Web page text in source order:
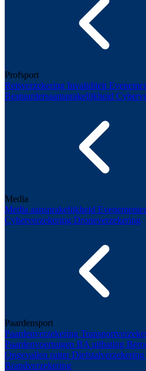
Profsport
Reisverzekering Invaliditeit
Bestuurdersaansprakelijkheid
Media
Media aansprakelijkheid
Cyberverzekering Droneverzekering
Paardensport
Paardenverzekering
Paardenvoertuigen BA uitbating
Ongevallen ruiter
Brandverzekering